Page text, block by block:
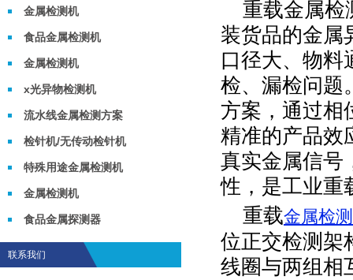
重载金属检
装货品的金属
口径大、物料
检、漏检问题
方案，通过相
精准的产品效
真实金属信号
性，是工业重
重载金属检
位正交检测架
线圈与两组相
金属检测机
食品金属检测机
金属检测机
x光异物检测机
流水线金属检测方案
检针机/无传动检针机
特殊用途金属检测机
金属检测机
食品金属探测器
联系我们